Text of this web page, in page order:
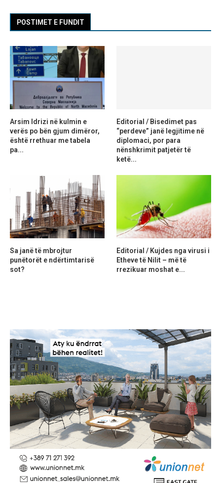
POSTIMET E FUNDIT
Arsim Idrizi në kulmin e
verës po bën gjum dimëror,
është rrethuar me tabela
pa...
Editorial / Bisedimet pas
“perdeve” janë legjitime në
diplomaci, por para
nënshkrimit patjetër të
ketë...
Sa janë të mbrojtur
punëtorët e ndërtimtarisë
sot?
Editorial / Kujdes nga virusi i
Etheve të Nilit – më të
rrezikuar moshat e...